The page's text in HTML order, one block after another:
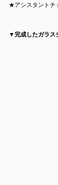
★アシスタントチ
▼完成したガラス